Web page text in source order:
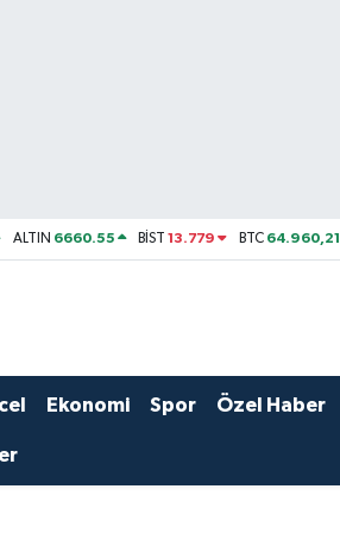
ALTIN 6660.55 BİST13.779 BTC 64.960,21
Ekonomi Spor Özel Haber